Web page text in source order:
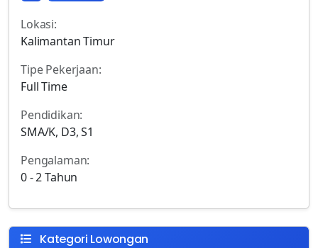
Lokasi:
Kalimantan Timur
Tipe Pekerjaan:
Full Time
Pendidikan:
SMA/K, D3, S1
Pengalaman:
0 - 2 Tahun
Kategori Lowongan